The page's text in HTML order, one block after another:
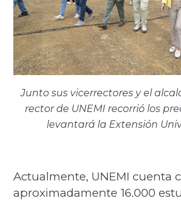
Junto sus vicerrectores y el
rector de UNEMI recorrió los
levantará la Extensión
Actualmente, UNEMI cuenta
aproximadamente 16.000